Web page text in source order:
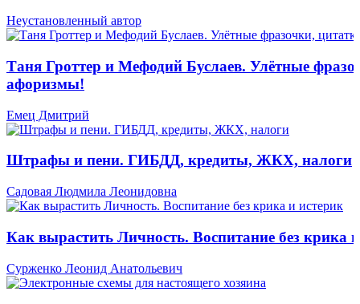
Неустановленный автор
Таня Гроттер и Мефодий Буслаев. Улётные
афоризмы!
Емец Дмитрий
Штрафы и пени. ГИБДД, кредиты, ЖКХ, налоги
Садовая Людмила Леонидовна
Как вырастить Личность. Воспитание без крика
Сурженко Леонид Анатольевич